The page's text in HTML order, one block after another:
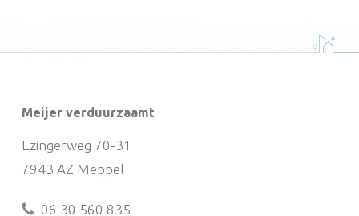
Meijer verduurzaamt
Ezingerweg 70-31
7943 AZ Meppel
06 30 560 835